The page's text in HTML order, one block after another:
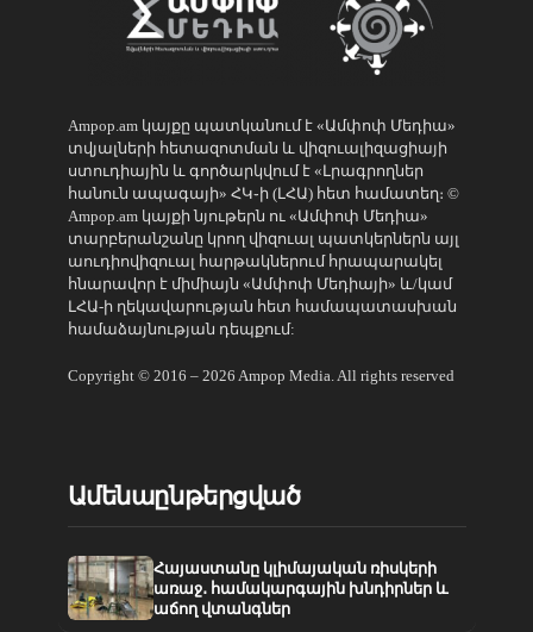
Ampop.am կայքը պատկանում է «Ամփոփ Մեդիա»
տվյալների հետազոտման և վիզուալիզացիայի
ստուդիային և գործարկվում է «Լրագրողներ
հանուն ապագայի» ՀԿ֊ի (ԼՀԱ) հետ համատեղ։ ©
Ampop.am կայքի նյութերն ու «Ամփոփ Մեդիա»
տարբերանշանը կրող վիզուալ պատկերներն այլ
աուդիովիզուալ հարթակներում հրապարակել
հնարավոր է միմիայն «Ամփոփ Մեդիայի» և/կամ
ԼՀԱ-ի ղեկավարության հետ համապատասխան
համաձայնության դեպքում:
Copyright © 2016 – 2026 Ampop Media. All rights reserved
Ամենաընթերցված
Հայաստանը կլիմայական ռիսկերի
առաջ․ համակարգային խնդիրներ և
աճող վտանգներ